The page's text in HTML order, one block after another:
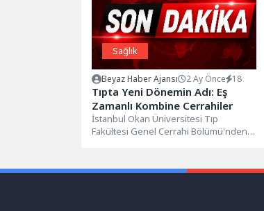
Sağlık
Beyaz Haber Ajansı 2 Ay Önce 18
Tıpta Yeni Dönemin Adı: Eş
Zamanlı Kombine Cerrahiler
İstanbul Okan Üniversitesi Tıp
Fakültesi Genel Cerrahi Bölümü'nden